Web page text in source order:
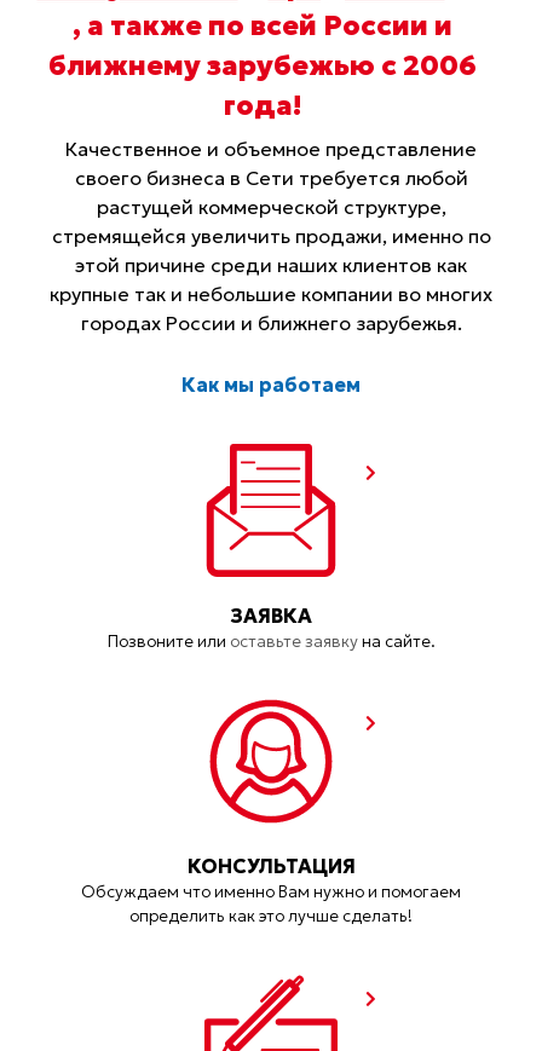
, а также по всей России и
ближнему зарубежью с 2006
года!
Качественное и объемное представление
своего бизнеса в Сети требуется любой
растущей коммерческой структуре,
стремящейся увеличить продажи, именно по
этой причине среди наших клиентов как
крупные так и небольшие компании во многих
городах России и ближнего зарубежья.
Как мы работаем
ЗАЯВКА
Позвоните или оставьте заявкуна сайте.
КОНСУЛЬТАЦИЯ
Обсуждаем что именно Вам нужно и помогаем
определить как это лучше сделать!